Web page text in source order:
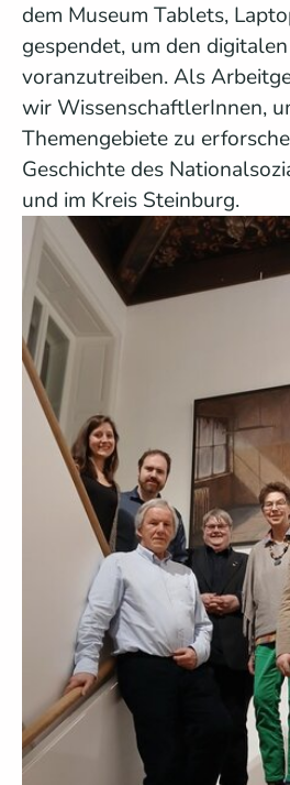
dem Museum Tablets,
gespendet, um den
voranzutreiben. Als
wir WissenschaftlerInnen,
Themengebiete zu
Geschichte des
und im Kreis Steinburg.